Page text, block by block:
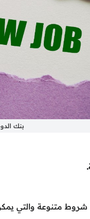
بنك
متنوعة والتي